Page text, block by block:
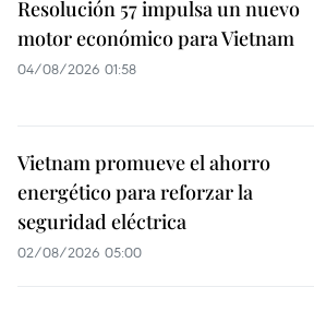
Resolución 57 impulsa un nuevo
motor económico para Vietnam
04/08/2026 01:58
Vietnam promueve el ahorro
energético para reforzar la
seguridad eléctrica
02/08/2026 05:00